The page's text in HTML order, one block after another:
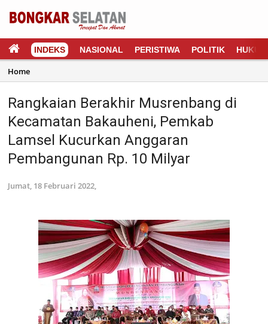
INDEKS NASIONAL PERISTIWA POLITIK HUKUM
Home
Rangkaian Berakhir Musrenbang di
Kecamatan Bakauheni, Pemkab
Lamsel Kucurkan Anggaran
Pembangunan Rp. 10 Milyar
Jumat, 18 Februari 2022,